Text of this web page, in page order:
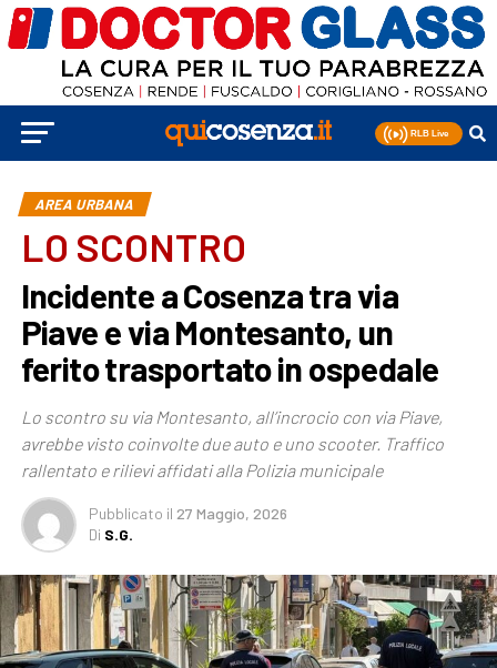
AREA URBANA
LO SCONTRO
Incidente a Cosenza tra via
Piave e via Montesanto, un
ferito trasportato in ospedale
Lo scontro su via Montesanto, all’incrocio con via Piave,
avrebbe visto coinvolte due auto e uno scooter. Traffico
rallentato e rilievi affidati alla Polizia municipale
Pubblicato il 27 Maggio, 2026
Di S.G.